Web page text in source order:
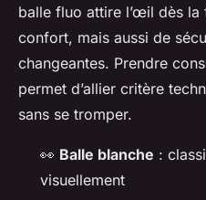
balle fluo attire l’œil dès la
confort, mais aussi de
changeantes. Prendre
permet d’allier critère
sans se tromper.
👀 Balle blanche :
visuellement